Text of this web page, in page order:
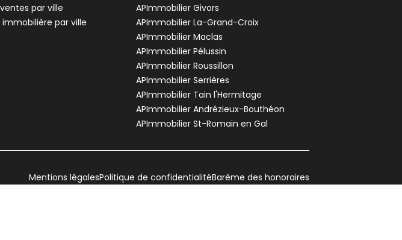
par ville
par ville
APImmobilier Givors
APImmobilier La-Grand-Croix
APImmobilier Maclas
APImmobilier Pélussin
APImmobilier Roussillon
APImmobilier Serrières
APImmobilier Tain l'Hermitage
APImmobilier Andrézieux-Bouthéon
APImmobilier St-Romain en Gal
Mentions légalesPolitique de confidentialitéBarème des honoraires